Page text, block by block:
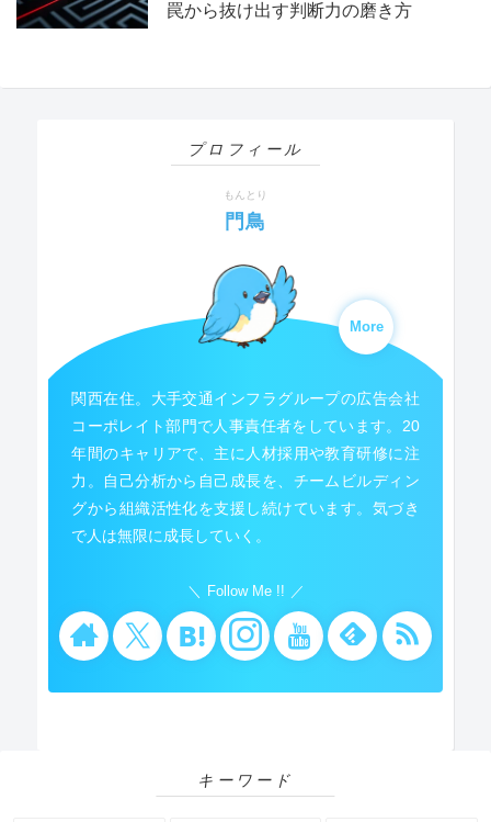
罠から抜け出す判断力の磨き方
プロフィール
もんとり
門鳥
More
関西在住。大手交通インフラグループの広告会社
コーポレイト部門で人事責任者をしています。20
年間のキャリアで、主に人材採用や教育研修に注
力。自己分析から自己成長を、チームビルディン
グから組織活性化を支援し続けています。気づき
で人は無限に成長していく。
Follow Me !!
キーワード